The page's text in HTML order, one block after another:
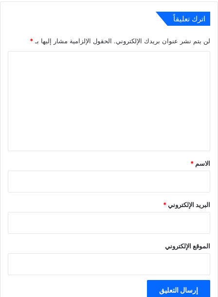
اترك تعليقاً
لن يتم نشر عنوان بريدك الإلكتروني. الحقول الإلزامية مشار إليها بـ*
*
الاسم *
البريد الإلكتروني*
الموقع الإلكتروني